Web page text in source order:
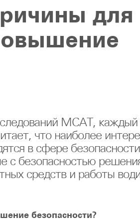
для
МСАТ, каждый
что наиболее
в сфере
с безопасностью
средств и работы
безопасности?